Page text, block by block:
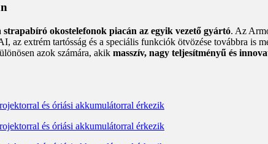
strapabíró okostelefonok piacán az egyik vezető gyártó. Az
az extrém tartósság és a speciális funkciók ötvözése továbbra is
azok számára, akik masszív, nagy teljesítményű és